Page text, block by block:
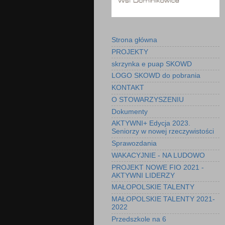
Strona główna
PROJEKTY
skrzynka e puap SKOWD
LOGO SKOWD do pobrania
KONTAKT
O STOWARZYSZENIU
Dokumenty
AKTYWNI+ Edycja 2023.
Seniorzy w nowej rzeczywistości
Sprawozdania
WAKACYJNIE - NA LUDOWO
PROJEKT NOWE FIO 2021 -
AKTYWNI LIDERZY
MAŁOPOLSKIE TALENTY
MAŁOPOLSKIE TALENTY 2021-
2022
Przedszkole na 6